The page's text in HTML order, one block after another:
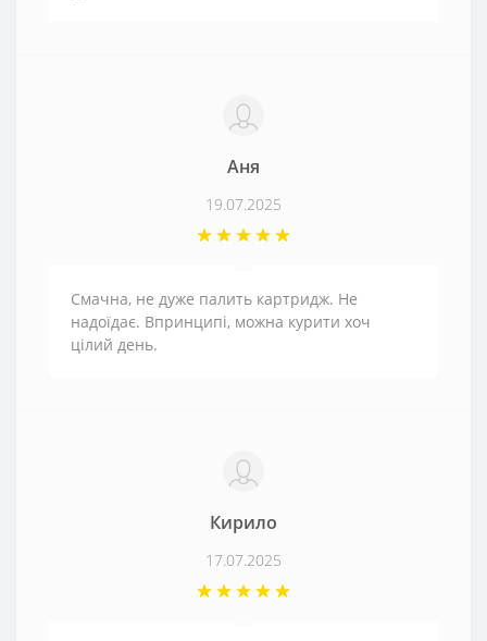
Аня
19.07.2025
Смачна, не дуже палить картридж. Не
надоїдає. Впринципі, можна курити хоч
цілий день.
Кирило
17.07.2025